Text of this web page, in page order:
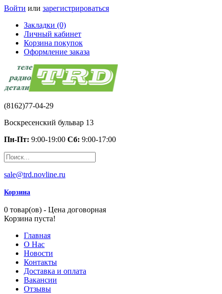
Войти или зарегистрироваться
Закладки (0)
Личный кабинет
Корзина покупок
Оформление заказа
(8162)77-04-29
Воскресенский бульвар 13
Пн-Пт: 9:00-19:00 Сб: 9:00-17:00
sale@trd.novline.ru
Корзина
0 товар(ов) - Цена договорная
Корзина пуста!
Главная
О Нас
Новости
Контакты
Доставка и оплата
Вакансии
Отзывы